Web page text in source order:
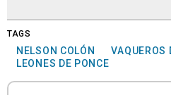
TAGS
NELSON COLÓN VAQUEROS
LEONES DE PONCE